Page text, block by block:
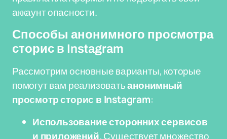
аккаунт опасности.
Способы анонимного просмотра
сторис в Instagram
Рассмотрим основные варианты, которые
помогут вам реализоватьанонимный
просмотр сторис в Instagram:
Использование сторонних сервисов
и приложений. Существует множество